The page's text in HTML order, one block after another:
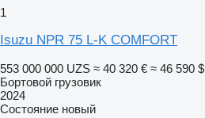
1
Isuzu NPR 75 L-K COMFORT
553 000 000 UZS ≈ 40 320 € ≈ 46 590 $
Бортовой грузовик
2024
Состояние новый